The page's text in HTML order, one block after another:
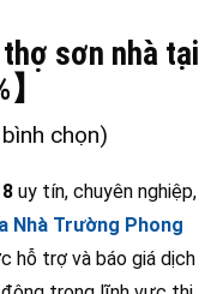
sơn nhà tại
chọn)
uy tín, chuyên nghiệp,
Nhà Trường Phong
hỗ trợ và báo giá dịch